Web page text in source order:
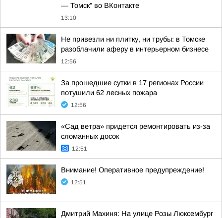
— Томск" во ВКонтакте
13:10
Не привезли ни плитку, ни трубы: в Томске
разоблачили аферу в интерьерном бизнесе
12:56
За прошедшие сутки в 17 регионах России
потушили 62 лесных пожара
12:56
«Сад ветра» придется ремонтировать из-за
сломанных досок
12:51
Внимание! Оперативное предупреждение!
12:51
Дмитрий Махиня: На улице Розы Люксембург